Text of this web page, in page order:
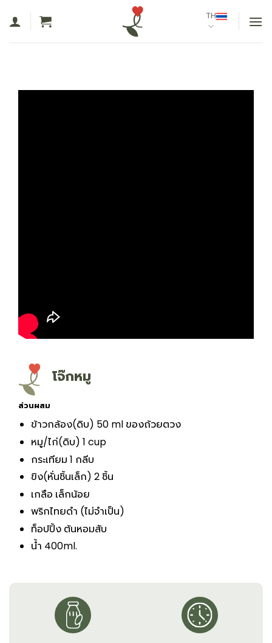
TH
โจ๊กหมู
ส่วนผสม
ข้าวกล้อง(ดิบ) 50 ml ของถ้วยตวง
หมู/ไก่(ดิบ) 1 cup
กระเทียม 1 กลีบ
ขิง(หั่นชิ้นเล็ก) 2 ชิ้น
เกลือ เล็กน้อย
พริกไทยดำ (ไม่จำเป็น)
ท็อปปิ้ง ต้นหอมสับ
น้ำ 400ml.